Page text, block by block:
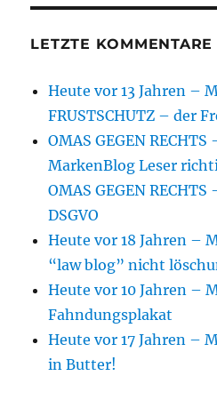
LETZTE KOMMENTARE
Heute vor 13 Jahren –
FRUSTSCHUTZ – der
OMAS GEGEN
MarkenBlog Leser
OMAS GEGEN
DSGVO
Heute vor 18 Jahren –
“law blog” nicht
Heute vor 10 Jahren –
Fahndungsplakat
Heute vor 17 Jahren –
in Butter!